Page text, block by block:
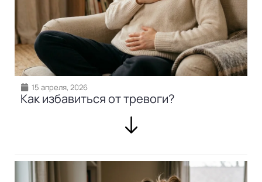
15 апреля, 2026
Как избавиться от тревоги?